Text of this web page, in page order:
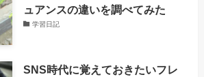
ュアンスの違いを調べてみた
学習日記
SNS時代に覚えておきたいフレ